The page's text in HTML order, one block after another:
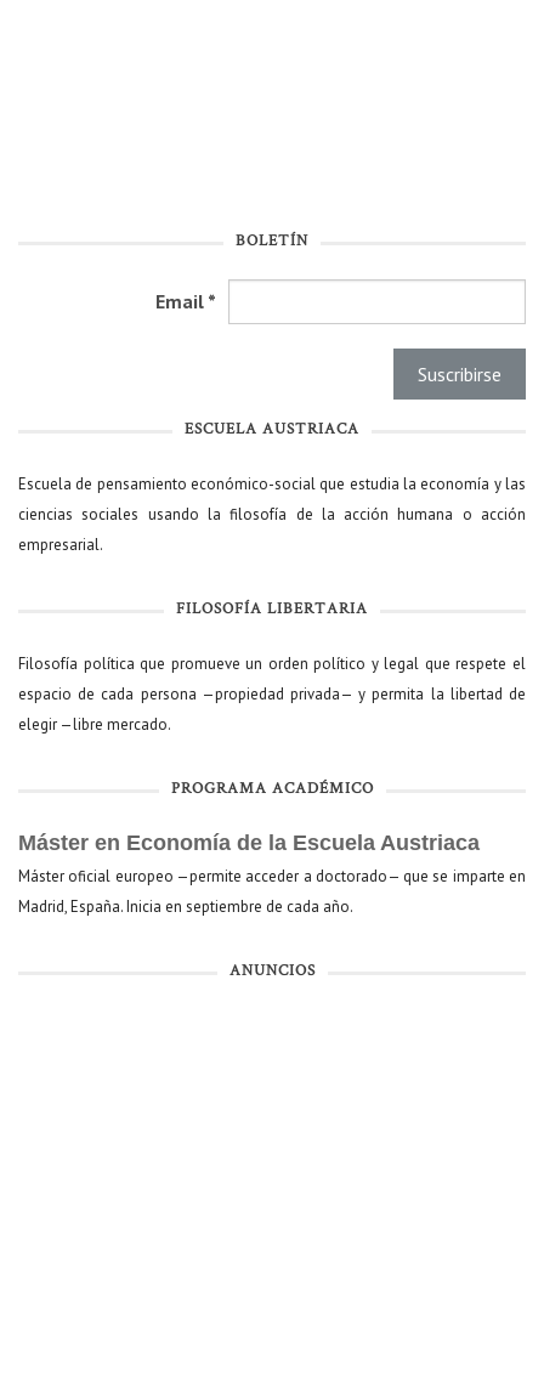
BOLETÍN
Email *
ESCUELA AUSTRIACA
Escuela de pensamiento económico-social que estudia la economía y las
ciencias sociales usando la filosofía de la acción humana o acción
empresarial.
FILOSOFÍA LIBERTARIA
Filosofía política que promueve un orden político y legal que respete el
espacio de cada persona —propiedad privada— y permita la libertad de
elegir —libre mercado.
PROGRAMA ACADÉMICO
Máster en Economía de la Escuela Austriaca
Máster oficial europeo —permite acceder a doctorado— que se imparte en
Madrid, España. Inicia en septiembre de cada año.
ANUNCIOS